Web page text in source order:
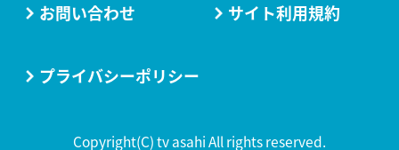
お問い合わせ サイト利用規約
プライバシーポリシー
Copyright(C) tv asahi All rights reserved.